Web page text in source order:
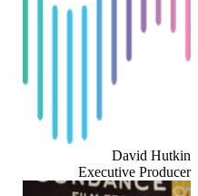
David Hutkin
Executive Producer